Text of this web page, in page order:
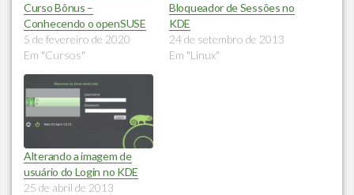
Curso Bônus –
Conhecendo o openSUSE
5 de fevereiro de 2020
Em "Cursos"
Bloqueador de Sessões no
KDE
24 de setembro de 2013
Em "Linux"
Alterando a imagem de
usuário do Login no KDE
25 de abril de 2013